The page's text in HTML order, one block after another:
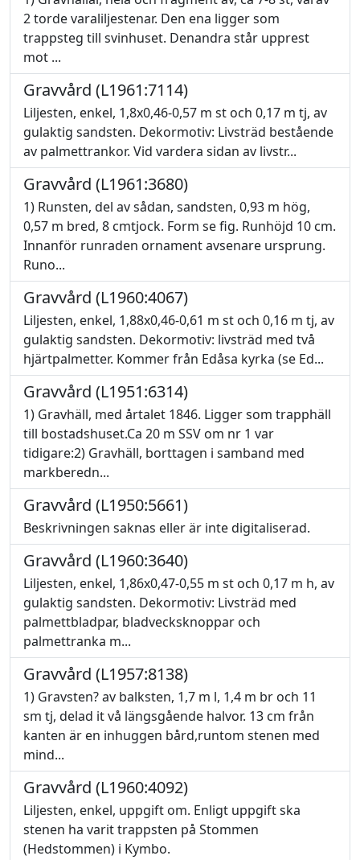
2 torde varaliljestenar. Den ena ligger som
trappsteg till svinhuset. Denandra står upprest
mot ...
Gravvård (L1961:7114)
Liljesten, enkel, 1,8x0,46-0,57 m st och 0,17 m tj, av
gulaktig sandsten. Dekormotiv: Livsträd bestående
av palmettrankor. Vid vardera sidan av livstr...
Gravvård (L1961:3680)
1) Runsten, del av sådan, sandsten, 0,93 m hög,
0,57 m bred, 8 cmtjock. Form se fig. Runhöjd 10 cm.
Innanför runraden ornament avsenare ursprung.
Runo...
Gravvård (L1960:4067)
Liljesten, enkel, 1,88x0,46-0,61 m st och 0,16 m tj, av
gulaktig sandsten. Dekormotiv: livsträd med två
hjärtpalmetter. Kommer från Edåsa kyrka (se Ed...
Gravvård (L1951:6314)
1) Gravhäll, med årtalet 1846. Ligger som trapphäll
till bostadshuset.Ca 20 m SSV om nr 1 var
tidigare:2) Gravhäll, borttagen i samband med
markberedn...
Gravvård (L1950:5661)
Beskrivningen saknas eller är inte digitaliserad.
Gravvård (L1960:3640)
Liljesten, enkel, 1,86x0,47-0,55 m st och 0,17 m h, av
gulaktig sandsten. Dekormotiv: Livsträd med
palmettbladpar, bladvecksknoppar och
palmettranka m...
Gravvård (L1957:8138)
1) Gravsten? av balksten, 1,7 m l, 1,4 m br och 11
sm tj, delad it vå längsgående halvor. 13 cm från
kanten är en inhuggen bård,runtom stenen med
mind...
Gravvård (L1960:4092)
Liljesten, enkel, uppgift om. Enligt uppgift ska
stenen ha varit trappsten på Stommen
(Hedstommen) i Kymbo.